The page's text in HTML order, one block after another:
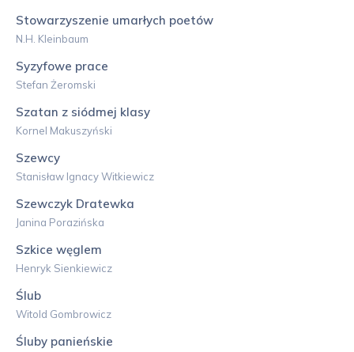
Stowarzyszenie umarłych poetów
N.H. Kleinbaum
Syzyfowe prace
Stefan Żeromski
Szatan z siódmej klasy
Kornel Makuszyński
Szewcy
Stanisław Ignacy Witkiewicz
Szewczyk Dratewka
Janina Porazińska
Szkice węglem
Henryk Sienkiewicz
Ślub
Witold Gombrowicz
Śluby panieńskie